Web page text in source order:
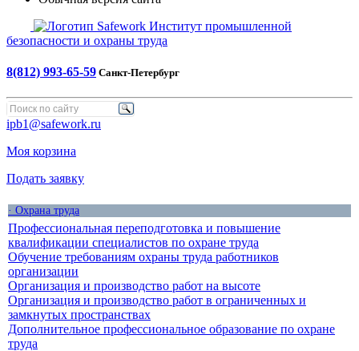
Safework Институт промышленной
безопасности и охраны труда
8(812) 993-65-59 Санкт-Петербург
ipb1@safework.ru
Моя корзина
Подать заявку
· Охрана труда
Профессиональная переподготовка и повышение
квалификации специалистов по охране труда
Обучение требованиям охраны труда работников
организации
Организация и производство работ на высоте
Организация и производство работ в ограниченных и
замкнутых пространствах
Дополнительное профессиональное образование по охране
труда